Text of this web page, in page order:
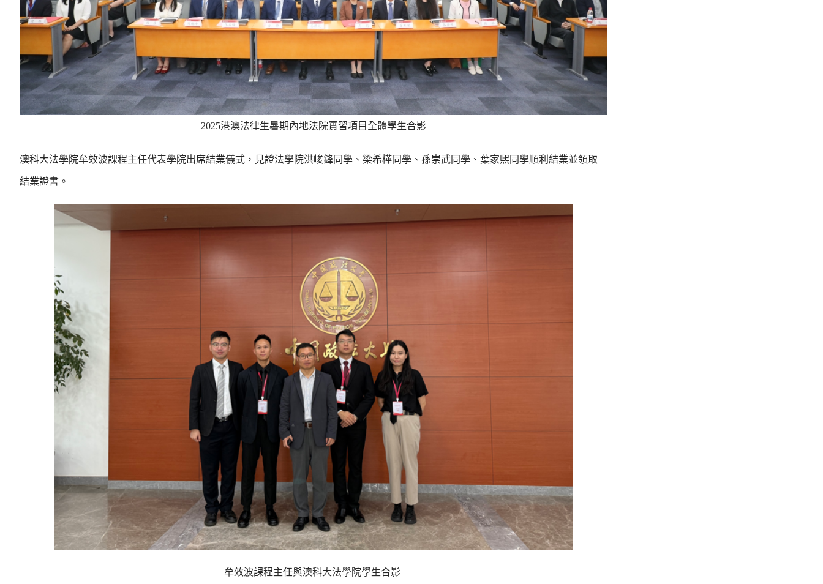
2025港澳法律生暑期內地法院實習項目全體學生合影
澳科大法學院牟效波課程主任代表學院出席結業儀式，見證法學院洪峻鋒同學、梁希樺同學、孫崇武同學、葉家熙同學順利結業並領取
結業證書。
牟效波課程主任與澳科大法學院學生合影